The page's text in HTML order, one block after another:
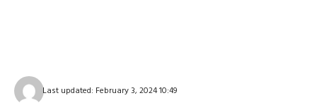
Last updated: February 3, 2024 10:49